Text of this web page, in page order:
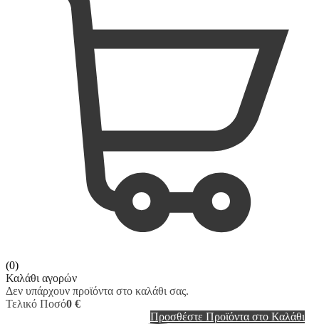
(0)
Καλάθι αγορών
Δεν υπάρχουν προϊόντα στο καλάθι σας.
Τελικό Ποσό0 €
Προσθέστε Προϊόντα στο Καλάθι